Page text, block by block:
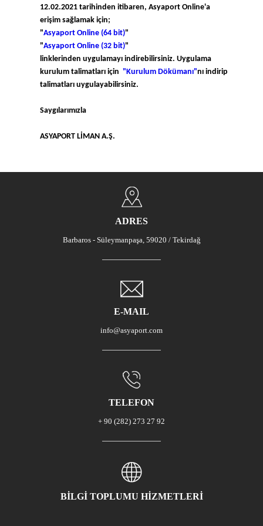
12.02.2021 tarihinden itibaren, Asyaport Online'a
erişim sağlamak için;
"Asyaport Online (64 bit)"
"Asyaport Online (32 bit)"
linklerinden uygulamayı indirebilirsiniz. Uygulama
kurulum talimatları için "Kurulum Dökümanı"nı indirip
talimatları uygulayabilirsiniz.
Saygılarımızla
ASYAPORT LİMAN A.Ş.
ADRES
Barbaros - Süleymanpaşa, 59020 / Tekirdağ
E-MAIL
info@asyaport.com
TELEFON
+ 90 (282) 273 27 92
BİLGİ TOPLUMU HİZMETLERİ